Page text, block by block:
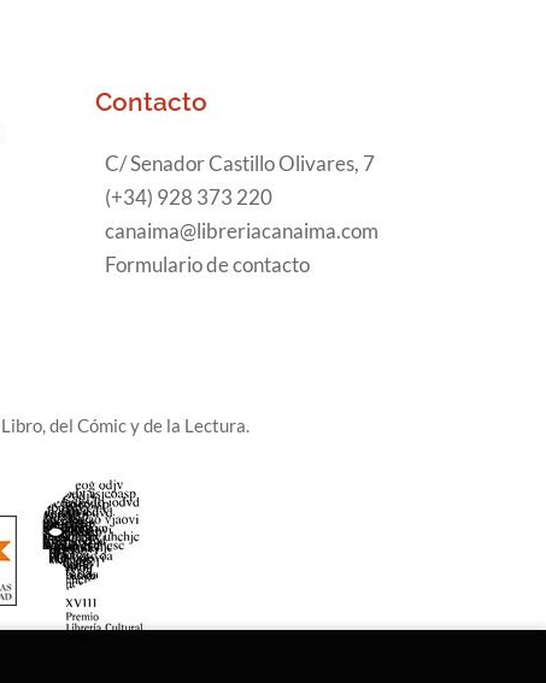
Contacto
C/ Senador Castillo Olivares, 7
(+34) 928 373 220
canaima@libreriacanaima.com
Formulario de contacto
del Cómic y de la Lectura.